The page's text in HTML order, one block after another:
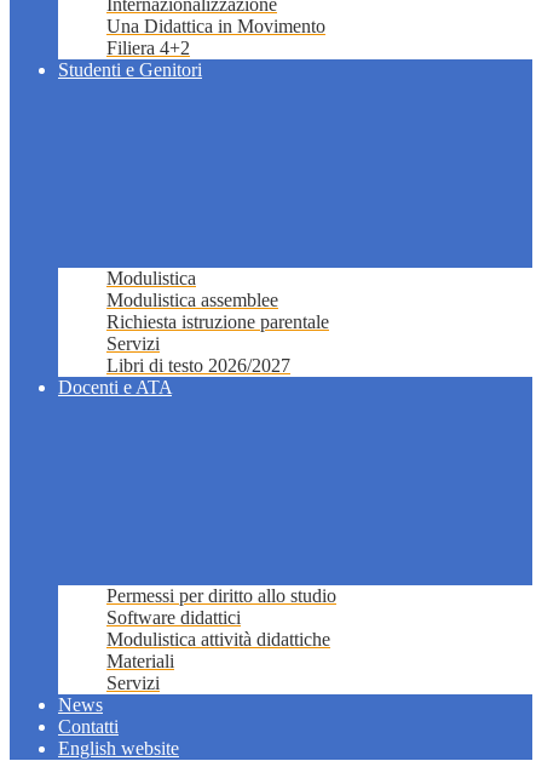
Internazionalizzazione
Una Didattica in Movimento
Filiera 4+2
Studenti e Genitori
Modulistica
Modulistica assemblee
Richiesta istruzione parentale
Servizi
Libri di testo 2026/2027
Docenti e ATA
Permessi per diritto allo studio
Software didattici
Modulistica attività didattiche
Materiali
Servizi
News
Contatti
English website